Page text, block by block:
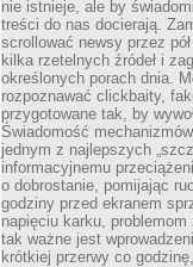
nie istnieje, ale by
treści do nas docierają.
scrollować newsy przez
kilka rzetelnych źródeł i
określonych porach dnia.
rozpoznawać clickbaity,
przygotowane tak, by
Świadomość
jednym z najlepszych
informacyjnemu
o dobrostanie, pomijając
godziny przed ekranem
napięciu karku,
tak ważne jest
krótkiej przerwy co